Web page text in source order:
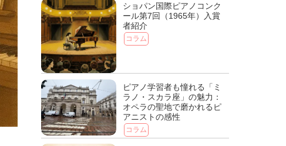
ショパン国際ピアノコンク
ール第7回（1965年）入賞
者紹介
コラム
ピアノ学習者も憧れる「ミ
ラノ・スカラ座」の魅力：
オペラの聖地で磨かれるピ
アニストの感性
コラム